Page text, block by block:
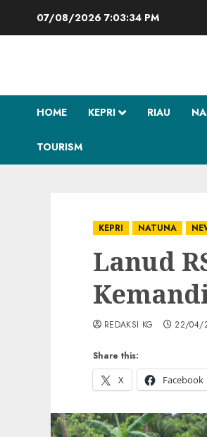
07/08/2026 7:03:35 PM
HOME KEPRI RIAU
TOURISM
KEPRI NATUNA
Lanud
Share this:
X
Facebook
REDAKSI KG 22/04/